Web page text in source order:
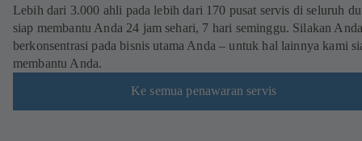
Lebih dari 3.000 ahli pada lebih dari 170 pusat servis di seluruh
siap membantu Anda 24 jam sehari, 7 hari seminggu. Silakan
berkonsentrasi pada bisnis utama Anda – untuk hal lainnya kami
membantu Anda.
Ke semua penawaran servis